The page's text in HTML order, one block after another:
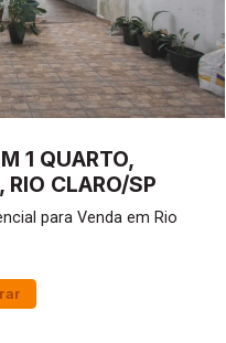
1 QUARTO,
CLARO/SP
para Venda em Rio